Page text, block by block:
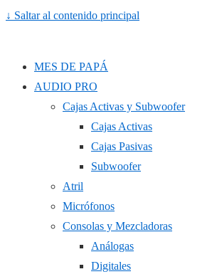
↓ Saltar al contenido principal
MES DE PAPÁ
AUDIO PRO
Cajas Activas y Subwoofer
Cajas Activas
Cajas Pasivas
Subwoofer
Atril
Micrófonos
Consolas y Mezcladoras
Análogas
Digitales